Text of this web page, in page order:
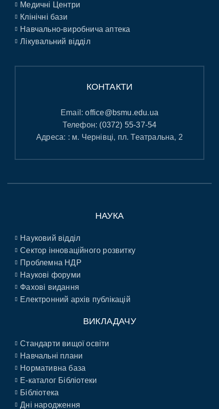
Медичні Центри
Клінічні бази
Навчально-виробнича аптека
Лікувальний відділ
КОНТАКТИ
Email:office@bsmu.edu.ua
Телефон: (0372) 55-37-54
Адреса: : м. Чернівці, пл. Театральна, 2
НАУКА
Науковий відділ
Сектор інноваційного розвитку
Проблемна НДР
Наукові форуми
Фахові видання
Електронний архів публікацій
ВИКЛАДАЧУ
Стандарти вищої освіти
Навчальні плани
Нормативна база
E-каталог Бібліотеки
Бібліотека
Дні народження